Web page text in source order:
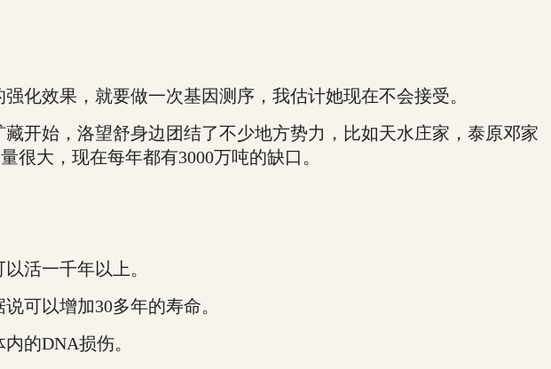
效果，就要做一次基因测序，我估计她现在不会接受。
始，洛望舒身边团结了不少地方势力，比如天水庄家，泰原邓家
很大，现在每年都有3000万吨的缺口。
活一千年以上。
可以增加30多年的寿命。
的DNA损伤。